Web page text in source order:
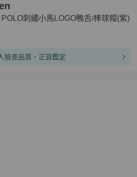
刺繡小馬LOGO鴨舌/棒球帽(紫)
檢查品質、正貨鑑定
】POLO刺繡小馬LOGO鴨舌/棒球帽(